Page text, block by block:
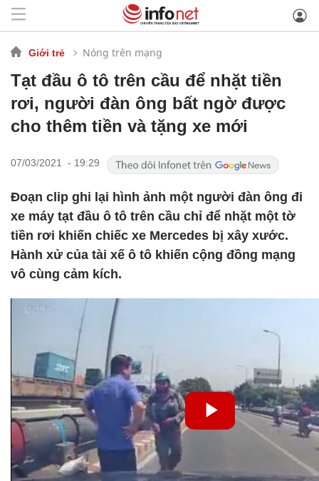
Giới trẻ Nóng trên mạng
Tạt đầu ô tô trên cầu để nhặt tiền
rơi, người đàn ông bất ngờ được
cho thêm tiền và tặng xe mới
07/03/2021 - 19:29
Đoạn clip ghi lại hình ảnh một người đàn ông đi
xe máy tạt đầu ô tô trên cầu chỉ để nhặt một tờ
tiền rơi khiến chiếc xe Mercedes bị xây xước.
Hành xử của tài xế ô tô khiến cộng đồng mạng
vô cùng cảm kích.